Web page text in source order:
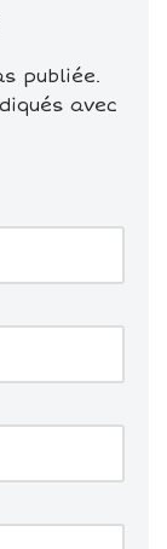
publiée.
avec